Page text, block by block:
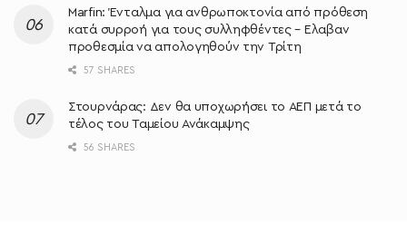
Marfin: Ένταλμα για ανθρωποκτονία από πρόθεση
κατά συρροή για τους συλληφθέντες – Ελαβαν
προθεσμία να απολογηθούν την Τρίτη
57 SHARES
Στουρνάρας: Δεν θα υποχωρήσει το ΑΕΠ μετά το
τέλος του Ταμείου Ανάκαμψης
56 SHARES